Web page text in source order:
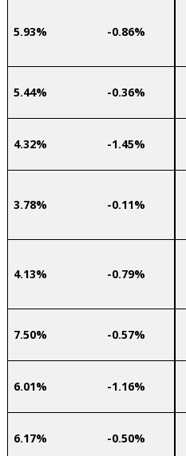
-0.86%
5.93%
-0.36%
5.44%
-1.45%
4.32%
-0.11%
3.78%
-0.79%
4.13%
-0.57%
7.50%
-1.16%
6.01%
-0.50%
6.17%